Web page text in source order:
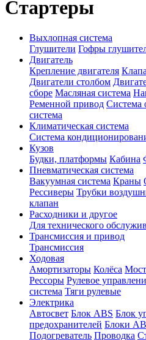
Стартеры
Выхлопная система
Глушители Гофры
Двигатель
Крепление двигателя
Двигатели столбом
сборе Масляная система
Ременной привод Система
система
Климатическая система
Система
Кузов
Будки, платформы Кабина
Пневматическая система
Вакуумная система Краны
Рессиверы Трубки
клапан
Расходники и другое
Для технического
Трансмиссия и привод
Трансмиссия
Ходовая
Амортизаторы Колёса
Рессоры Рулевое
система Тяги рулевые
Электрика
Автосвет Блок ABS Блок
предохранителей Блоки
Подогреватель Проводка